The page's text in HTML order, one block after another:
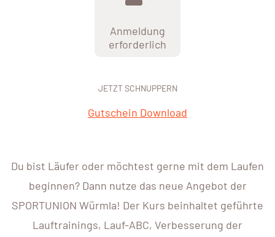
Anmeldung
erforderlich
JETZT SCHNUPPERN
Gutschein Download
Du bist Läufer oder möchtest gerne mit dem Laufen
beginnen? Dann nutze das neue Angebot der
SPORTUNION Würmla! Der Kurs beinhaltet geführte
Lauftrainings, Lauf-ABC, Verbesserung der